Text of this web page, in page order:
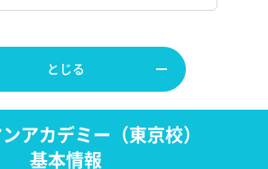
とじる
アカデミー（東京校）
基本情報